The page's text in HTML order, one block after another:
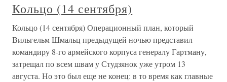
Кольцо (14 сентября)
Кольцо (14 сентября) Операционный план, который
Вильгельм Шмальц предыдущей ночью представил
командиру 8-го армейского корпуса генералу Гартману,
затрещал по всем швам у Студзянок уже утром 13
августа. Но это был еще не конец: в то время как главные